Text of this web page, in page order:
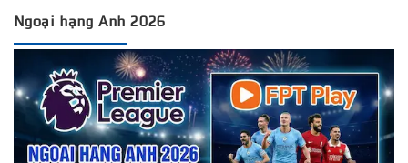
Ngoại hạng Anh 2026